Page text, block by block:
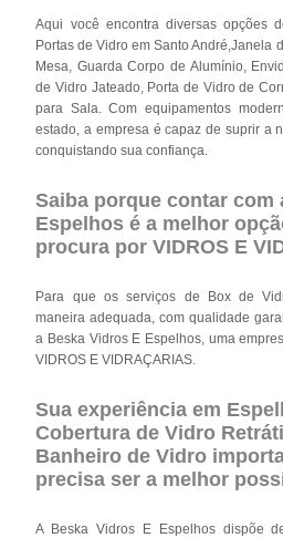
Aqui você encontra diversas opções
Portas de Vidro em Santo André,Janela
Mesa, Guarda Corpo de Alumínio,
de Vidro Jateado, Porta de Vidro de
para Sala. Com equipamentos
estado, a empresa é capaz de suprir a
conquistando sua confiança.
Saiba porque contar com
Espelhos é a melhor
procura por VIDROS E
Para que os serviços de Box de
maneira adequada, com qualidade
a Beska Vidros E Espelhos, uma
VIDROS E VIDRAÇARIAS.
Sua experiência em
Cobertura de Vidro
Banheiro de Vidro
precisa ser a melhor
A Beska Vidros E Espelhos dispõe